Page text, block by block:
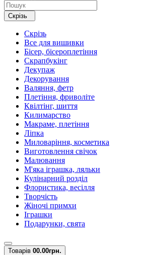
Скрізь
Скрізь
Все для вишивки
Бісер, бісероплетіння
Скрапбукінг
Декупаж
Декорування
Валяння, фетр
Плетіння, фриволіте
Квілтінг, шиття
Килимарство
Макраме, плетіння
Ліпка
Миловаріння, косметика
Виготовлення свічок
Малювання
М'яка іграшка, ляльки
Кулінарний розділ
Флористика, весілля
Творчість
Жіночі примхи
Іграшки
Подарунки, свята
Товарів 00.00грн.